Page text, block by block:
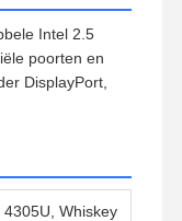
Intel 2.5
poorten en
DisplayPort,
Whiskey